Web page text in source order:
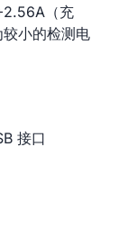
（充
小的检测电
接口